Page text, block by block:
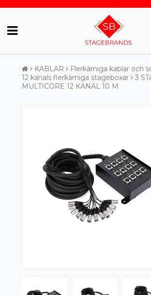
KABLAR Flerkärniga kablar och
12 kanals flerkärniga stageboxar
3
MULTICORE 12 KANAL 10 M